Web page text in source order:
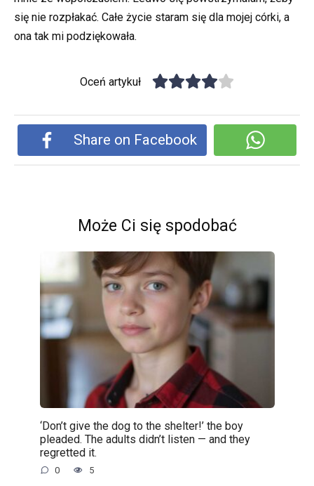
się nie rozpłakać. Całe życie staram się dla mojej córki, a
ona tak mi podziękowała.
Oceń artykuł
Share on Facebook
Może Ci się spodobać
‘Don’t give the dog to the shelter!’ the boy
pleaded. The adults didn’t listen — and they
regretted it.
0 5